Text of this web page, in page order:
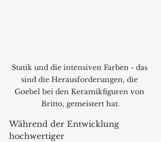
Statik und die intensiven Farben - das
sind die Herausforderungen, die
Goebel bei den Keramikfiguren von
Britto, gemeistert hat.
Während der Entwicklung
hochwertiger